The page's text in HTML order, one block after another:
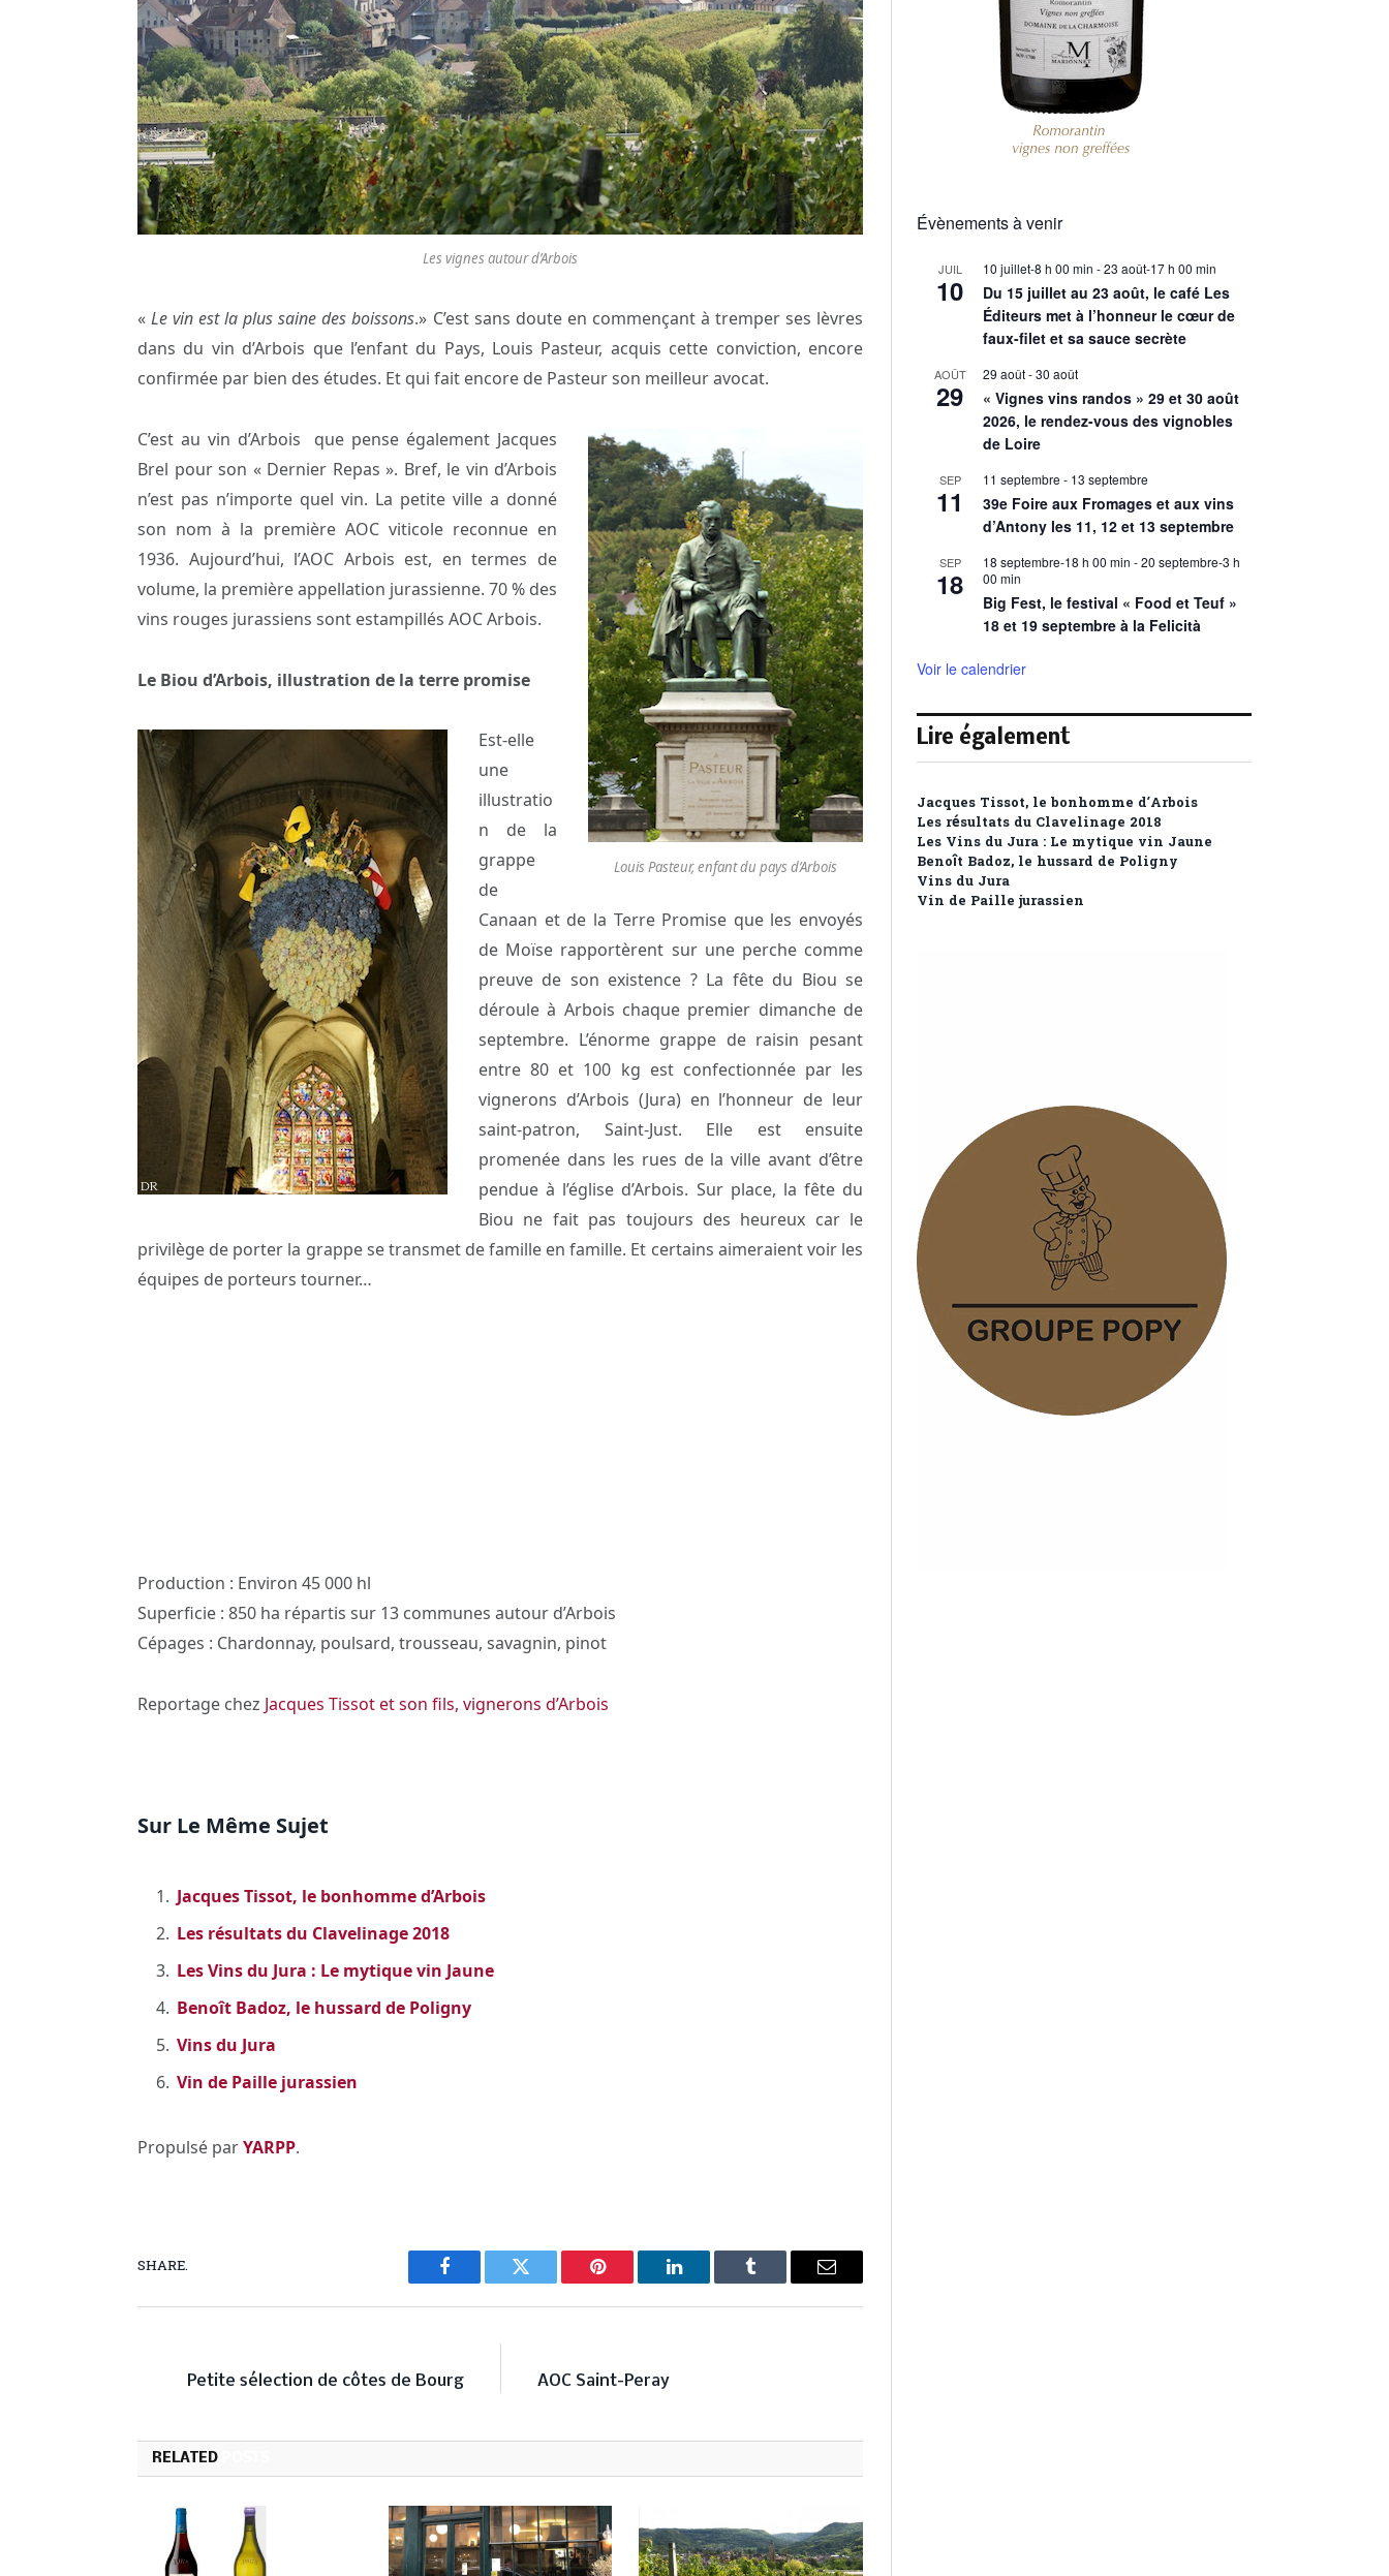
Les vignes autour d’Arbois
«Le vin est la plus saine des boissons.» C’est sans doute en commençant à tremper ses lèvres
dans du vin d’Arbois que l’enfant du Pays, Louis Pasteur, acquis cette conviction, encore
confirmée par bien des études. Et qui fait encore de Pasteur son meilleur avocat.
Louis Pasteur, enfant du pays d’Arbois
C’est au vin d’Arbois que pense également Jacques
Brel pour son « Dernier Repas ». Bref, le vin d’Arbois
n’est pas n’importe quel vin. La petite ville a donné
son nom à la première AOC viticole reconnue en
1936. Aujourd’hui, l’AOC Arbois est, en termes de
volume, la première appellation jurassienne. 70 % des
vins rouges jurassiens sont estampillés AOC Arbois.
Le Biou d’Arbois, illustration de la terre promise
Est-elle
une
illustratio
n de la
grappe
de
Canaan et de la Terre Promise que les envoyés
de Moïse rapportèrent sur une perche comme
preuve de son existence ? La fête du Biou se
déroule à Arbois chaque premier dimanche de
septembre. L’énorme grappe de raisin pesant
entre 80 et 100 kg est confectionnée par les
vignerons d’Arbois (Jura) en l’honneur de leur
saint-patron, Saint-Just. Elle est ensuite
promenée dans les rues de la ville avant d’être
pendue à l’église d’Arbois. Sur place, la fête du
Biou ne fait pas toujours des heureux car le
privilège de porter la grappe se transmet de famille en famille. Et certains aimeraient voir les
équipes de porteurs tourner…
Production : Environ 45 000 hl
Superficie : 850 ha répartis sur 13 communes autour d’Arbois
Cépages : Chardonnay, poulsard, trousseau, savagnin, pinot
Reportage chez Jacques Tissot et son fils, vignerons d’Arbois
Sur Le Même Sujet
Jacques Tissot, le bonhomme d’Arbois
Les résultats du Clavelinage 2018
Les Vins du Jura : Le mytique vin Jaune
Benoît Badoz, le hussard de Poligny
Vins du Jura
Vin de Paille jurassien
Propulsé parYARPP.
SHARE.
Facebook Twitter Pinterest LinkedIn Tumblr Email
Petite sélection de côtes de Bourg AOC Saint-Peray
RELATED
Évènements à venir
JUIL
10
10 juillet-8 h 00 min -23 août-17 h 00 min
Du 15 juillet au 23 août, le café Les
Éditeurs met à l’honneur le cœur de
faux-filet et sa sauce secrète
AOÛT
29
29 août-30 août
« Vignes vins randos » 29 et 30 août
2026, le rendez-vous des vignobles
de Loire
SEP
11
11 septembre - 13 septembre
39e Foire aux Fromages et aux vins
d’Antony les 11, 12 et 13 septembre
SEP
18
18 septembre-18 h 00 min -20 septembre-3 h
00 min
Big Fest, le festival « Food et Teuf »
18 et 19 septembre à la Felicità
Voir le calendrier
Lire également
Jacques Tissot, le bonhomme d’Arbois
Les résultats du Clavelinage 2018
Les Vins du Jura : Le mytique vin Jaune
Benoît Badoz, le hussard de Poligny
Vins du Jura
Vin de Paille jurassien